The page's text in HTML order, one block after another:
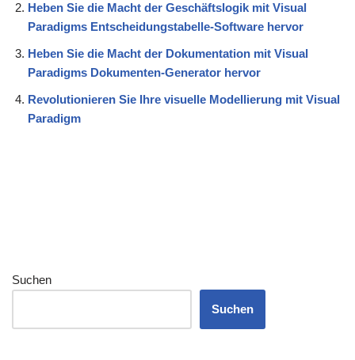
Heben Sie die Macht der Geschäftslogik mit Visual
Paradigms Entscheidungstabelle-Software hervor
Heben Sie die Macht der Dokumentation mit Visual
Paradigms Dokumenten-Generator hervor
Revolutionieren Sie Ihre visuelle Modellierung mit Visual
Paradigm
Suchen
Suchen